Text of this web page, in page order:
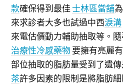
款確保得到最佳士林區當舖
來求診者大多也試過中西淚溝
來電估價動力輔助抽取等。
治療性冷感藥物要擁有亮麗
部位抽取的脂肪量受到了遺
茶許多因素的限制是將脂肪